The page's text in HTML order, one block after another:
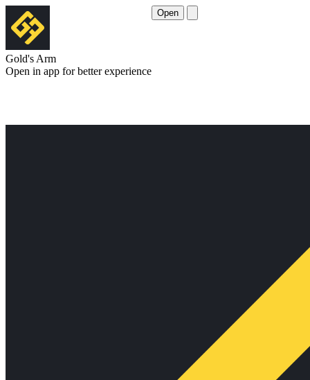
Gold's Arm
Open in app for better experience
Open